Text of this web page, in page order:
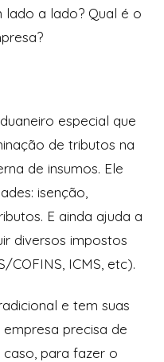
lado a lado? Qual é o
especial que
de tributos na
de insumos. Ele
isenção,
E ainda ajuda a
diversos impostos
COFINS, ICMS, etc).
e tem suas
precisa de
para fazer o